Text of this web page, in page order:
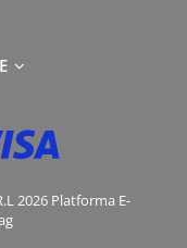
2026 Platforma E-